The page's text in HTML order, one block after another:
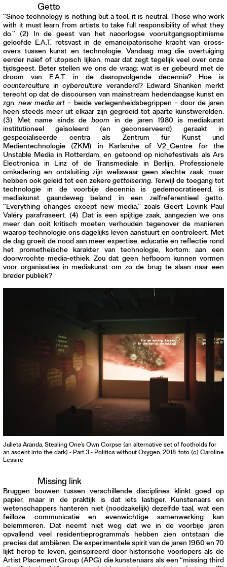
Getto
“Since technology is nothing but a tool, it is neutral. Those who work
with it must learn from artists to take full responsibility of what they
do.” (2) In de geest van het naoorlogse vooruitgangsoptimisme
geloofde E.A.T. rotsvast in de emancipatorische kracht van cross-
overs tussen kunst en technologie. Vandaag mag die overtuiging
eerder naïef of utopisch lijken, maar dat zegt tegelijk veel over onze
tijdsgeest. Beter stellen we ons de vraag: wat is er gebeurd met de
droom van E.A.T. in de daaropvolgende decennia? Hoe is
counterculture incyberculture veranderd? Edward Shanken merkt
terecht op dat de discoursen van mainstream hedendaagse kunst en
zgn.new media art – beide verlegenheidsbegrippen – door de jaren
heen steeds meer uit elkaar zijn gegroeid tot aparte kunstwerelden.
(3) Met name sinds deboom in de jaren 1980 is mediakunst
institutioneel geïsoleerd (en geconserveerd) geraakt in
gespecialiseerde centra als Zentrum für Kunst und
Medientechnologie (ZKM) in Karlsruhe of V2_Centre for the
Unstable Media in Rotterdam, en getoond op nichefestivals als Ars
Electronica in Linz of de Transmediale in Berlijn. Professionele
omkadering en ontsluiting zijn weliswaar geen slechte zaak, maar
hebben ook geleid tot een zekeregettoïsering. Terwijl de toegang tot
technologie in de voorbije decennia is gedemocratiseerd, is
mediakunst gaandeweg beland in een zelfreferentieel getto.
“Everything changes except new media,” zoals Geert Lovink Paul
Valéry parafraseert. (4) Dat is een spijtige zaak, aangezien we ons
meer dan ooit kritisch moeten verhouden tegenover de manieren
waarop technologie ons dagelijks leven aanstuurt en controleert. Met
de dag groeit de nood aan meer expertise, educatie en reflectie rond
het prometheïsche karakter van technologie, kortom: aan een
doorwrochte media-ethiek. Zou dat geen hefboom kunnen vormen
voor organisaties in mediakunst om zo de brug te slaan naar een
breder publiek?
Julieta Aranda, Stealing One’s Own Corpse (an alternative set of footholds for
an ascent into the dark) - Part 3 - Politics without Oxygen, 2018. foto (c) Caroline
Lessire
Missing link
Bruggen bouwen tussen verschillende disciplines klinkt goed op
papier, maar in de praktijk is dat iets lastiger. Kunstenaars en
wetenschappers hanteren niet (noodzakelijk) dezelfde taal, wat een
feilloze communicatie en evenwichtige samenwerking kan
belemmeren. Dat neemt niet weg dat we in de voorbije jaren
opvallend veel residentieprogramma’s hebben zien ontstaan die
precies dat ambiëren. De experimentele spirit van de jaren 1960 en 70
lijkt herop te leven, geïnspireerd door historische voorlopers als de
Artist Placement Group (APG) die kunstenaars als een “missing third